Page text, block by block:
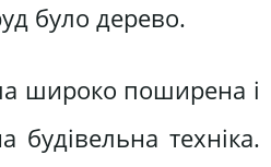
було дерево.
широко поширена і
будівельна техніка.